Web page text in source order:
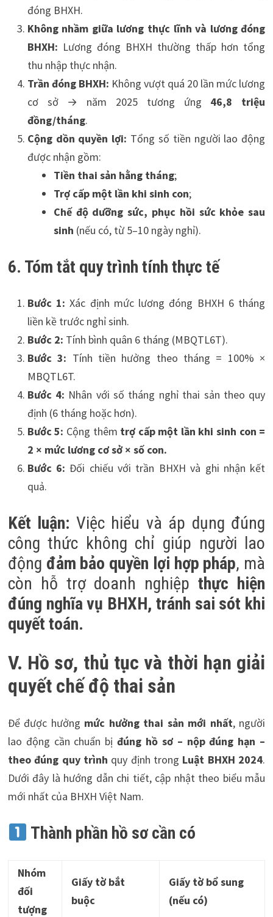
đóng BHXH.
Không nhầm giữa lương thực lĩnh và lương đóng
BHXH: Lương đóng BHXH thường thấp hơn tổng
thu nhập thực nhận.
Trần đóng BHXH: Không vượt quá 20 lần mức lương
cơ sở → năm 2025 tương ứng 46,8 triệu
đồng/tháng.
Cộng dồn quyền lợi: Tổng số tiền người lao động
được nhận gồm:
Tiền thai sản hằng tháng;
Trợ cấp một lần khi sinh con;
Chế độ dưỡng sức, phục hồi sức khỏe sau
sinh (nếu có, từ 5–10 ngày nghỉ).
6. Tóm tắt quy trình tính thực tế
Bước 1: Xác định mức lương đóng BHXH 6 tháng
liền kề trước nghỉ sinh.
Bước 2: Tính bình quân 6 tháng (MBQTL6T).
Bước 3: Tính tiền hưởng theo tháng = 100% ×
MBQTL6T.
Bước 4: Nhân với số tháng nghỉ thai sản theo quy
định (6 tháng hoặc hơn).
Bước 5: Cộng thêm trợ cấp một lần khi sinh con =
2 × mức lương cơ sở × số con.
Bước 6: Đối chiếu với trần BHXH và ghi nhận kết
quả.
Kết luận: Việc hiểu và áp dụng đúng
công thức không chỉ giúp người lao
động đảm bảo quyền lợi hợp pháp, mà
còn hỗ trợ doanh nghiệpthực hiện
đúng nghĩa vụ BHXH, tránh sai sót khi
quyết toán.
V. Hồ sơ, thủ tục và thời hạn giải
quyết chế độ thai sản
Để được hưởng mức hưởng thai sản mới nhất, người
lao động cần chuẩn bịđúng hồ sơ – nộp đúng hạn –
theo đúng quy trình quy định trong Luật BHXH 2024.
Dưới đây là hướng dẫn chi tiết, cập nhật theo biểu mẫu
mới nhất của BHXH Việt Nam.
Thành phần hồ sơ cần có
Nhóm
đối
tượng
Giấy tờ bắt
buộc
Giấy tờ bổ sung
(nếu có)